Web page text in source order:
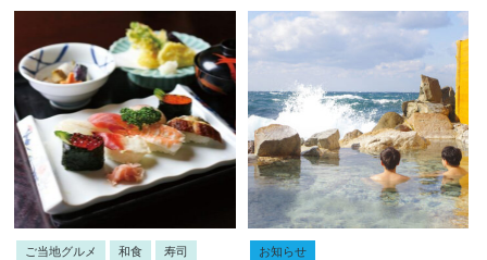
ご当地グルメ 和食 寿司 お知らせ